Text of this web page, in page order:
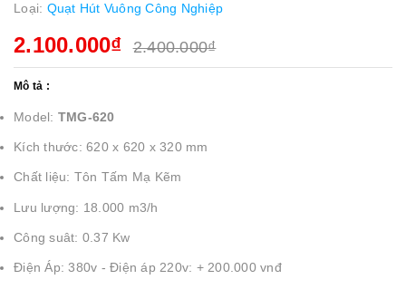
Loại: Quạt Hút Vuông Công Nghiệp
2.100.000₫ 2.400.000₫
Mô tả :
Model: TMG-620
Kích thước: 620 x 620 x 320 mm
Chất liệu: Tôn Tấm Mạ Kẽm
Lưu lượng: 18.000 m3/h
Công suât: 0.37 Kw
Điện Áp: 380v - Điện áp 220v: + 200.000 vnđ